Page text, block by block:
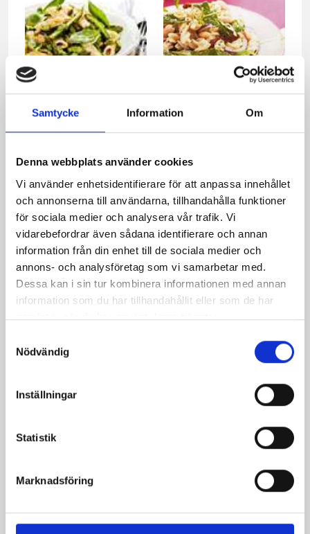
Samtycke Information Om
Denna webbplats använder cookies
Vi använder enhetsidentifierare för att anpassa innehållet
och annonserna till användarna, tillhandahålla funktioner
för sociala medier och analysera vår trafik. Vi
vidarebefordrar även sådana identifierare och annan
information från din enhet till de sociala medier och
annons- och analysföretag som vi samarbetar med.
Dessa kan i sin tur kombinera informationen med annan
information som du har tillhandahållit eller som de har
samlat in när du har använt deras tjänster.
Nödvändig
Inställningar
Statistik
Marknadsföring
Sparrispasta
fetakräm